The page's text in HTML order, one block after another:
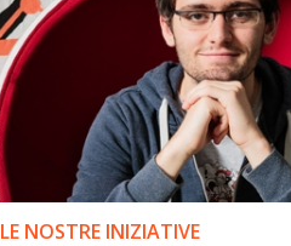
LE NOSTRE INIZIATIVE